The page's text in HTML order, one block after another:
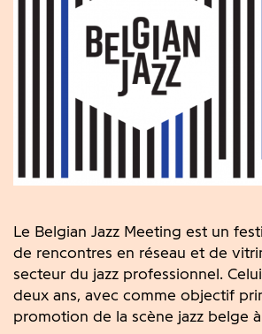
Le Belgian Jazz Meeting est un
de rencontres en réseau et de
secteur du jazz professionnel.
deux ans, avec comme objectif
promotion de la scène jazz belge à